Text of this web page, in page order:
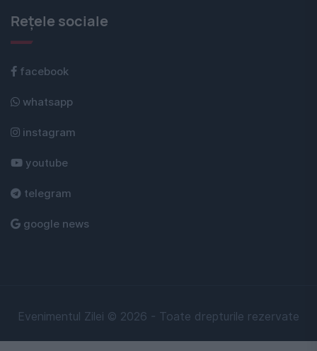
Rețele sociale
facebook
whatsapp
instagram
youtube
telegram
google news
Evenimentul Zilei © 2026 - Toate drepturile rezervate